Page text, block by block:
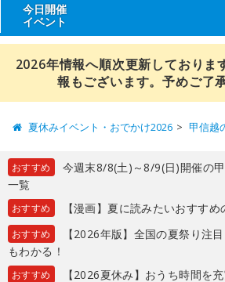
今日開催
イベント
2026年情報へ順次更新しておりま
報もございます。予めご了
夏休みイベント・おでかけ2026 甲信越
おすすめ
今週末8/8(土)～8/9(日)開催の
一覧
おすすめ 【漫画】夏に読みたいおすす
おすすめ
【2026年版】全国の夏祭り注
もわかる！
おすすめ
【2026夏休み】おうち時間を